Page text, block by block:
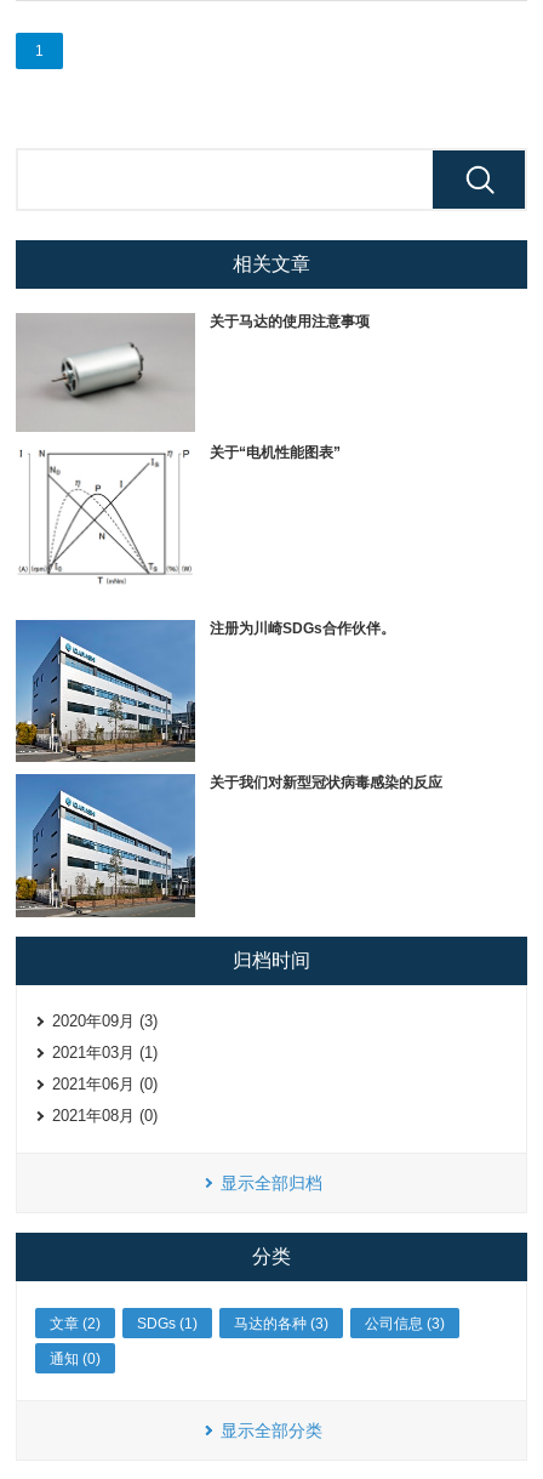
1
相关文章
关于马达的使用注意事项
关于“电机性能图表”
注册为川崎SDGs合作伙伴。
关于我们对新型冠状病毒感染的反应
归档时间
2020年09月 (3)
2021年03月 (1)
2021年06月 (0)
2021年08月 (0)
显示全部归档
分类
文章 (2) SDGs (1) 马达的各种 (3) 公司信息 (3)
通知 (0)
显示全部分类